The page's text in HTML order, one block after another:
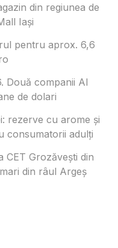
din regiunea de
Iași
pentru aprox. 6,6
Două companii AI
de dolari
rezerve cu arome și
consumatorii adulți
CET Grozăvești din
din râul Argeș